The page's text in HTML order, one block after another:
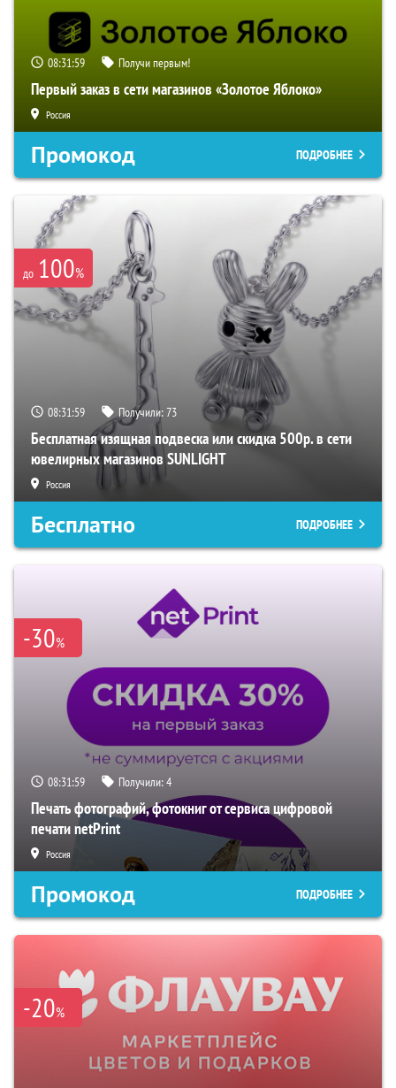
08:31:57 Получи первым!
Первый заказ в сети магазинов «Золотое Яблоко»
Россия
Промокод ПОДРОБНЕЕ
до 100%
08:31:57 Получили:73
Бесплатная изящная подвеска или скидка 500р. в сети
ювелирных магазинов SUNLIGHT
Россия
Бесплатно ПОДРОБНЕЕ
-30%
08:31:57 Получили:4
Печать фотографий, фотокниг от сервиса цифровой
печати netPrint
Россия
Промокод ПОДРОБНЕЕ
-20%